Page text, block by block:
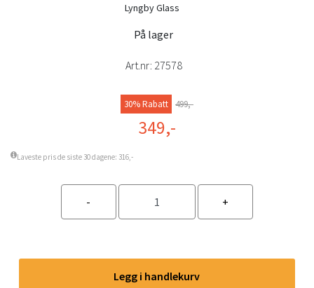
Lyngby Glass
På lager
Art.nr: 27578
30% Rabatt 499,-
349,-
Laveste pris de siste 30 dagene: 316,-
Legg i handlekurv